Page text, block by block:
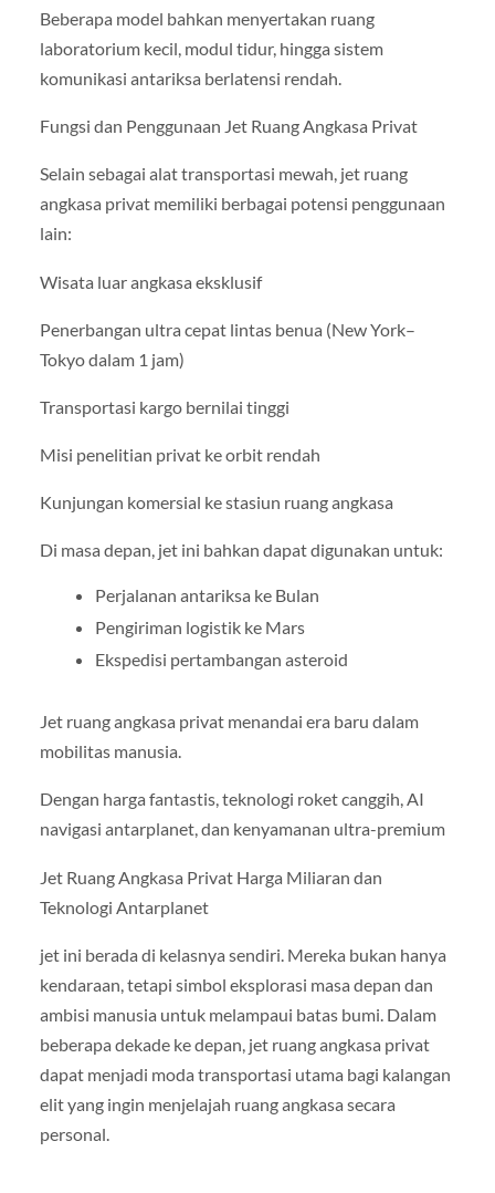
Beberapa model bahkan menyertakan ruang
laboratorium kecil, modul tidur, hingga sistem
komunikasi antariksa berlatensi rendah.
Fungsi dan Penggunaan Jet Ruang Angkasa Privat
Selain sebagai alat transportasi mewah, jet ruang
angkasa privat memiliki berbagai potensi penggunaan
lain:
Wisata luar angkasa eksklusif
Penerbangan ultra cepat lintas benua (New York–
Tokyo dalam 1 jam)
Transportasi kargo bernilai tinggi
Misi penelitian privat ke orbit rendah
Kunjungan komersial ke stasiun ruang angkasa
Di masa depan, jet ini bahkan dapat digunakan untuk:
Perjalanan antariksa ke Bulan
Pengiriman logistik ke Mars
Ekspedisi pertambangan asteroid
Jet ruang angkasa privat menandai era baru dalam
mobilitas manusia.
Dengan harga fantastis, teknologi roket canggih, AI
navigasi antarplanet, dan kenyamanan ultra-premium
Jet Ruang Angkasa Privat Harga Miliaran dan
Teknologi Antarplanet
jet ini berada di kelasnya sendiri. Mereka bukan hanya
kendaraan, tetapi simbol eksplorasi masa depan dan
ambisi manusia untuk melampaui batas bumi. Dalam
beberapa dekade ke depan, jet ruang angkasa privat
dapat menjadi moda transportasi utama bagi kalangan
elit yang ingin menjelajah ruang angkasa secara
personal.